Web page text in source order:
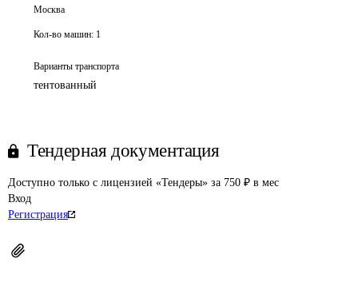
Москва
Кол-во машин: 1
Варианты транспорта
тентованный
Тендерная документация
Доступно только с лицензией «Тендеры» за 750 ₽ в мес
Вход
Регистрация